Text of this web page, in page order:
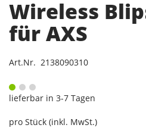
Wireless
für AXS
Art.Nr. 2138090310
lieferbar in 3-7 Tagen
pro Stück (inkl. MwSt.)